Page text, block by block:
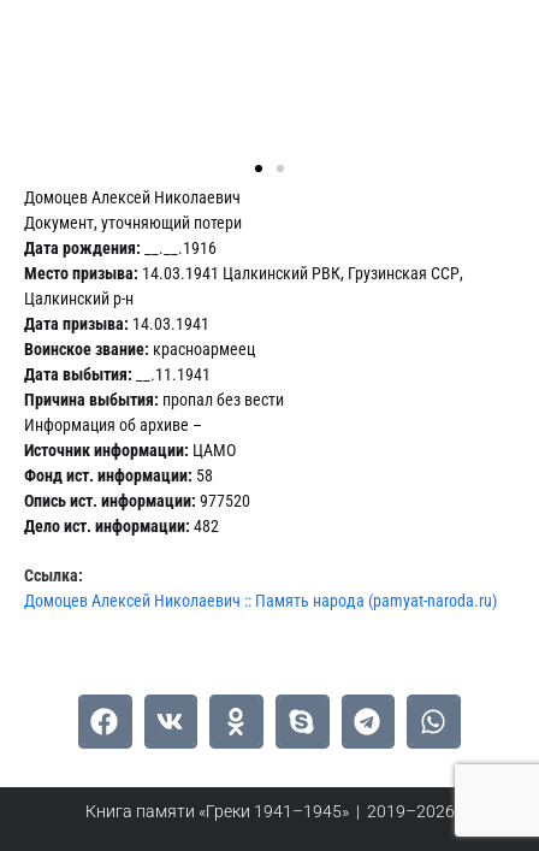
Домоцев Алексей Николаевич
Документ, уточняющий потери
Дата рождения: __.__.1916
Место призыва: 14.03.1941 Цалкинский РВК, Грузинская ССР,
Цалкинский р-н
Дата призыва: 14.03.1941
Воинское звание: красноармеец
Дата выбытия: __.11.1941
Причина выбытия: пропал без вести
Информация об архиве –
Источник информации: ЦАМО
Фонд ист. информации: 58
Опись ист. информации: 977520
Дело ист. информации: 482
Ссылка:
Домоцев Алексей Николаевич :: Память народа (pamyat-naroda.ru)
Книга памяти «Греки 1941–1945» | 2019–2026